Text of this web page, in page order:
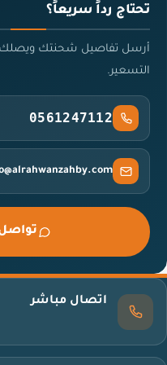
تحتاج رداً سريعاً؟
أرسل تفاصيل شحنتك
التسعير.
0561247112
اتصال مباشر